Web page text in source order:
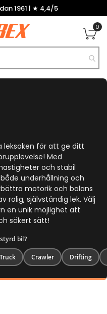
1961 | ★ 4,4/5
0
leksaken för att ge ditt
Med
och stabil
underhållning och
motorik och balans
rolig, självständig lek. Välj
en unik möjlighet att
säkert sätt!
bil?
Crawler Drifting